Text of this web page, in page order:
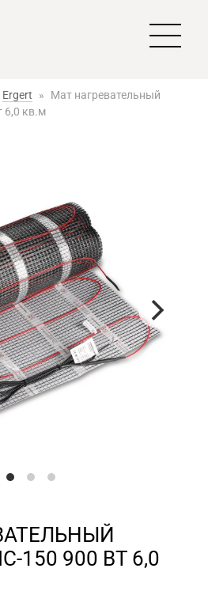
Ergert »
Мат нагревательный
6,0 кв.м
150 900 ВТ 6,0